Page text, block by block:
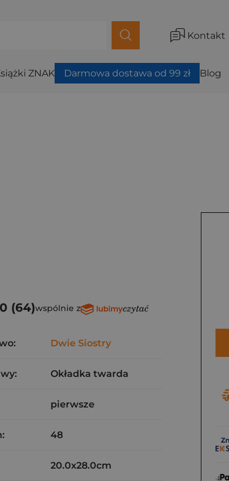
Kontakt
ZNAK Darmowa dostawa od 99 zł Blog
(64)wspólnie z
Dwie Siostry
Okładka twarda
pierwsze
48
20.0x28.0cm